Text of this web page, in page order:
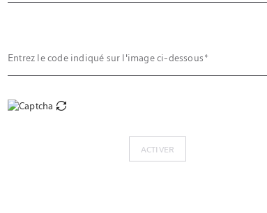
Entrez le code indiqué sur l'image ci-dessous
ACTIVER